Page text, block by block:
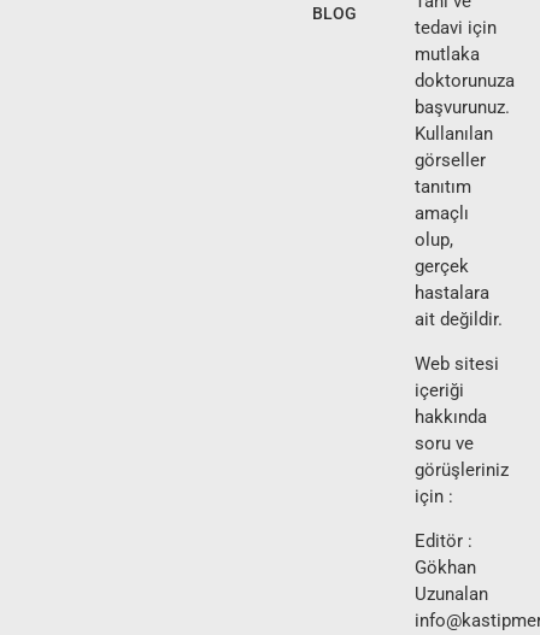
BLOG
tedavi için
mutlaka
doktorunuza
başvurunuz.
Kullanılan
görseller
tanıtım
amaçlı
olup,
gerçek
hastalara
ait değildir.
Web sitesi
içeriği
hakkında
soru ve
görüşleriniz
için :
Editör :
Gökhan
Uzunalan